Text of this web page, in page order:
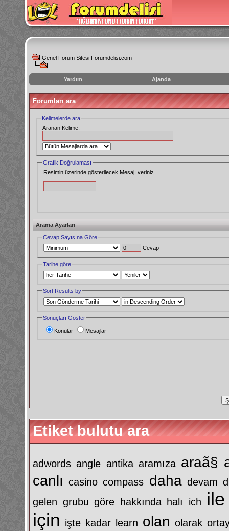
Genel Forum Sitesi Forumdelisi.com
Yardım Ajanda
instagram
izlenme
Forumları ara
Kelimelerde ara
Aranan Kelime:
Grafik Doğrulaması
Resimin üzerinde gösterilecek Mesajı veriniz
Arama Ayarları
Cevap Sayısına Göre
Cevap
Tarihe göre
Sort Results by
Sonuçları Göster
Konular Mesajlar
Etiket bulutu ara
adwords angle antika aramıza araã§
canlı casino compass daha devam
gelen grubu göre hakkında halı ich ile
için işte kadar learn olan olarak